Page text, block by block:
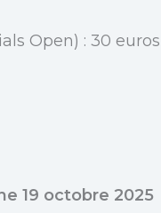
Open) : 30
19 octobre 2025